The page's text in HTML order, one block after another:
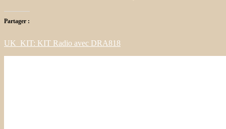
Partager :
UK_KIT: KIT Radio avec DRA818